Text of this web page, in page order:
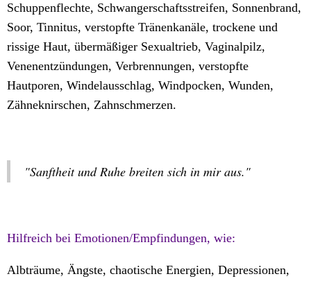
Schuppenflechte, Schwangerschaftsstreifen, Sonnenbrand,
Soor, Tinnitus, verstopfte Tränenkanäle, trockene und
rissige Haut, übermäßiger Sexualtrieb, Vaginalpilz,
Venenentzündungen, Verbrennungen, verstopfte
Hautporen, Windelausschlag, Windpocken, Wunden,
Zähneknirschen, Zahnschmerzen.
"Sanftheit und Ruhe breiten sich in mir aus."
Hilfreich bei Emotionen/Empfindungen, wie:
Albträume, Ängste, chaotische Energien, Depressionen,